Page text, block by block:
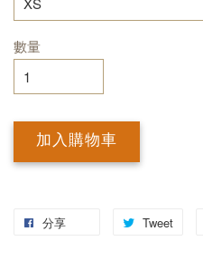
數量
加入購物車
分享 Tweet